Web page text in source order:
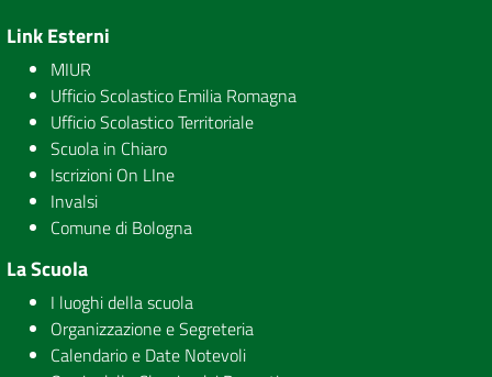
Link Esterni
MIUR
Ufficio Scolastico Emilia Romagna
Ufficio Scolastico Territoriale
Scuola in Chiaro
Iscrizioni On LIne
Invalsi
Comune di Bologna
La Scuola
I luoghi della scuola
Organizzazione e Segreteria
Calendario e Date Notevoli